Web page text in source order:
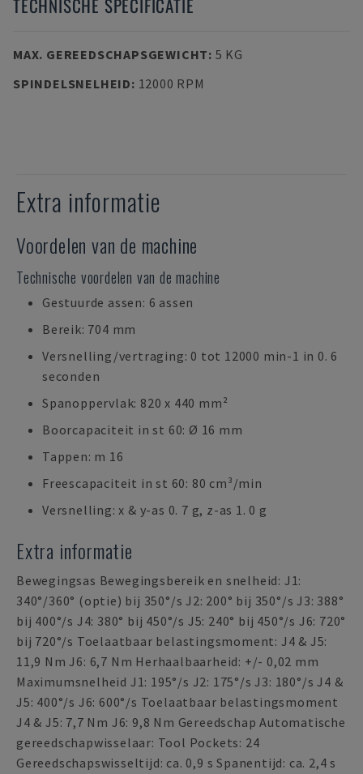
TECHNISCHE SPECIFICATIE
MAX. GEREEDSCHAPSGEWICHT: 5 KG
SPINDELSNELHEID: 12000 RPM
Extra informatie
Voordelen van de machine
Technische voordelen van de machine
Gestuurde assen: 6 assen
Bereik: 704 mm
Versnelling/vertraging: 0 tot 12000 min-1 in 0. 6
seconden
Spanoppervlak: 820 x 440 mm²
Boorcapaciteit in st 60: Ø 16 mm
Tappen: m 16
Freescapaciteit in st 60: 80 cm³/min
Versnelling: x & y-as 0. 7 g, z-as 1. 0 g
Extra informatie
Bewegingsas Bewegingsbereik en snelheid: J1:
340°/360° (optie) bij 350°/s J2: 200° bij 350°/s J3: 388°
bij 400°/s J4: 380° bij 450°/s J5: 240° bij 450°/s J6: 720°
bij 720°/s Toelaatbaar belastingsmoment: J4 & J5:
11,9 Nm J6: 6,7 Nm Herhaalbaarheid: +/- 0,02 mm
Maximumsnelheid J1: 195°/s J2: 175°/s J3: 180°/s J4 &
J5: 400°/s J6: 600°/s Toelaatbaar belastingsmoment
J4 & J5: 7,7 Nm J6: 9,8 Nm Gereedschap Automatische
gereedschapwisselaar: Tool Pockets: 24
Gereedschapswisseltijd: ca. 0,9 s Spanentijd: ca. 2,4 s